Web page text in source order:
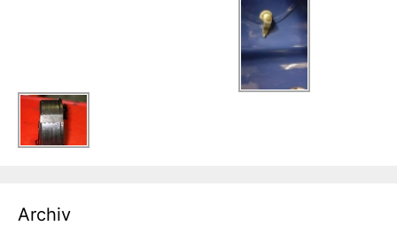
Archiv